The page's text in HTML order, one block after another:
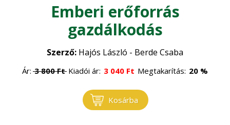
Általános állattenyésztés
Faanyagok
Általános faipar
Műszaki ismeretek
Emberi erőforrás
gazdálkodás
Szerző: Hajós László - Berde Csaba
Ár: 3 800Ft Kiadói ár: 3 040 Ft Megtakarítás: 20 %
Kosárba